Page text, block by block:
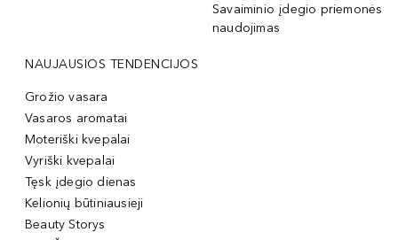
Savaiminio įdegio priemonės
naudojimas
NAUJAUSIOS TENDENCIJOS
Grožio vasara
Vasaros aromatai
Moteriški kvepalai
Vyriški kvepalai
Tęsk įdegio dienas
Kelionių būtiniausieji
Beauty Storys